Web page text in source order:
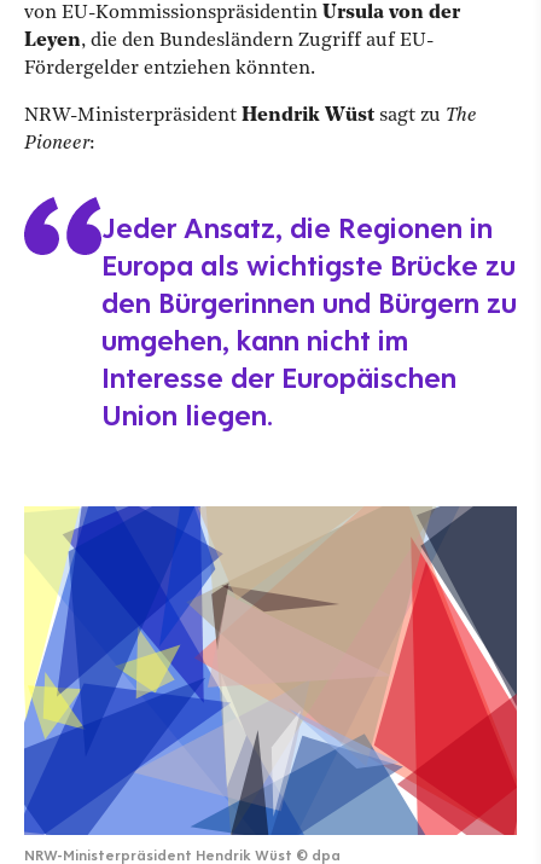
von EU-Kommissionspräsidentin Ursula von der
Leyen, die den Bundesländern Zugriff auf EU-
Fördergelder entziehen könnten.
NRW-Ministerpräsident Hendrik Wüst sagt zu The
Pioneer:
Jeder Ansatz, die Regionen in
Europa als wichtigste Brücke zu
den Bürgerinnen und Bürgern zu
umgehen, kann nicht im
Interesse der Europäischen
Union liegen.
NRW-Ministerpräsident Hendrik Wüst © dpa